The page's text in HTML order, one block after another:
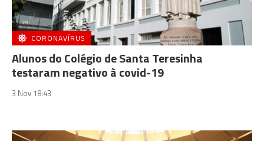
CORONAVÍRUS
Alunos do Colégio de Santa Teresinha
testaram negativo à covid-19
3 Nov 18:43